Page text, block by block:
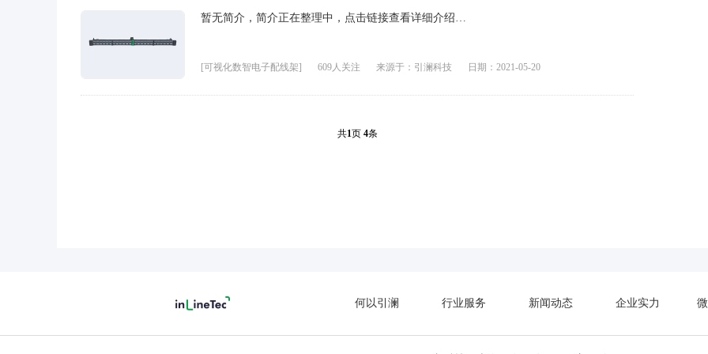
暂无简介，简介正在整理中，点击链接查看详细介绍…
[可视化数智电子配线架] 609人关注 来源于：引澜科技 日期：2021-05-20
共1页 4条
何以引澜 行业服务 新闻动态 企业实力